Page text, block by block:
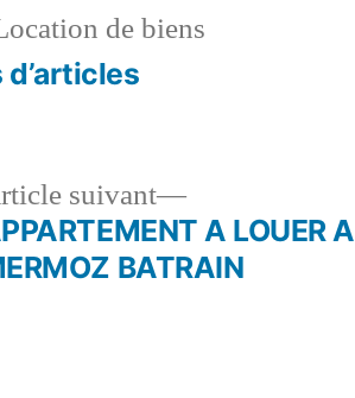
de biens
suivant
Article
suivant :
A LOUER A
BATRAIN